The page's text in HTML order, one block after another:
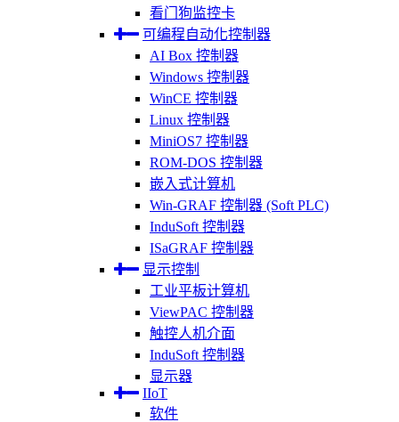
看门狗监控卡
可编程自动化控制器
AI Box 控制器
Windows 控制器
WinCE 控制器
Linux 控制器
MiniOS7 控制器
ROM-DOS 控制器
嵌入式计算机
Win-GRAF 控制器 (Soft PLC)
InduSoft 控制器
ISaGRAF 控制器
显示控制
工业平板计算机
ViewPAC 控制器
触控人机介面
InduSoft 控制器
显示器
IIoT
软件